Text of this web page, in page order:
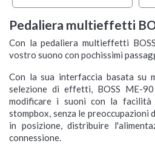
Pedaliera multieffetti
Con la pedaliera multieffetti
vostro suono con pochissimi
Con la sua interfaccia basata su
selezione di effetti, BOSS ME-
modificare i suoni con la
stompbox, senza le preoccupazioni
in posizione, distribuire
connessione.